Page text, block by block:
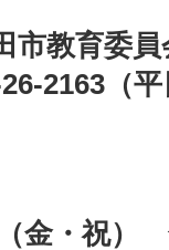
市教育委
平日の
（金・祝